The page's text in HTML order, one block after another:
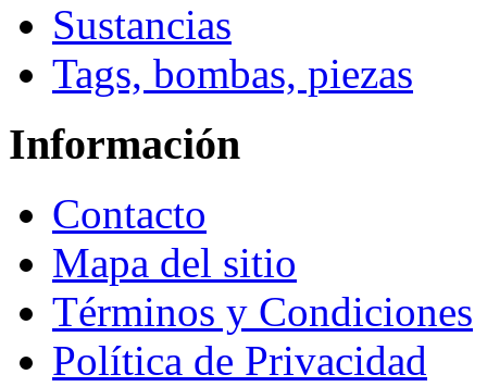
Sustancias
Tags, bombas, piezas
Información
Contacto
Mapa del sitio
Términos y Condiciones
Política de Privacidad